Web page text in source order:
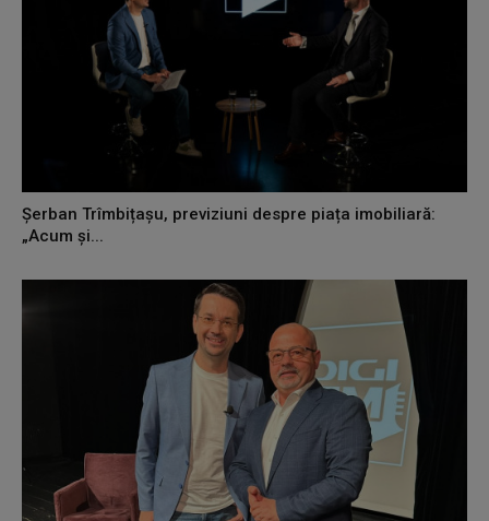
Șerban Trîmbițașu, previziuni despre piața imobiliară:
„Acum și...